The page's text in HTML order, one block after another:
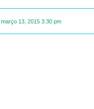
março 13, 2015 3:30 pm